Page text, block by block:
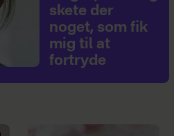
skete der
noget, som fik
mig til at
fortryde